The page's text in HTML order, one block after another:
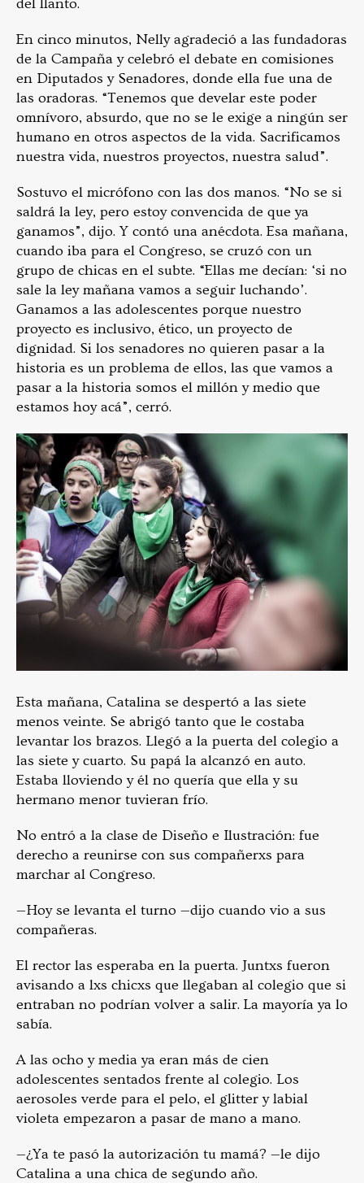
del llanto.
En cinco minutos, Nelly agradeció a las fundadoras
de la Campaña y celebró el debate en comisiones
en Diputados y Senadores, donde ella fue una de
las oradoras. “Tenemos que develar este poder
omnívoro, absurdo, que no se le exige a ningún ser
humano en otros aspectos de la vida. Sacrificamos
nuestra vida, nuestros proyectos, nuestra salud”.
Sostuvo el micrófono con las dos manos. “No se si
saldrá la ley, pero estoy convencida de que ya
ganamos”, dijo. Y contó una anécdota. Esa mañana,
cuando iba para el Congreso, se cruzó con un
grupo de chicas en el subte. “Ellas me decían: ‘si no
sale la ley mañana vamos a seguir luchando’.
Ganamos a las adolescentes porque nuestro
proyecto es inclusivo, ético, un proyecto de
dignidad. Si los senadores no quieren pasar a la
historia es un problema de ellos, las que vamos a
pasar a la historia somos el millón y medio que
estamos hoy acá”, cerró.
Esta mañana, Catalina se despertó a las siete
menos veinte. Se abrigó tanto que le costaba
levantar los brazos. Llegó a la puerta del colegio a
las siete y cuarto. Su papá la alcanzó en auto.
Estaba lloviendo y él no quería que ella y su
hermano menor tuvieran frío.
No entró a la clase de Diseño e Ilustración: fue
derecho a reunirse con sus compañerxs para
marchar al Congreso.
—Hoy se levanta el turno —dijo cuando vio a sus
compañeras.
El rector las esperaba en la puerta. Juntxs fueron
avisando a lxs chicxs que llegaban al colegio que si
entraban no podrían volver a salir. La mayoría ya lo
sabía.
A las ocho y media ya eran más de cien
adolescentes sentados frente al colegio. Los
aerosoles verde para el pelo, el glitter y labial
violeta empezaron a pasar de mano a mano.
—¿Ya te pasó la autorización tu mamá? —le dijo
Catalina a una chica de segundo año.